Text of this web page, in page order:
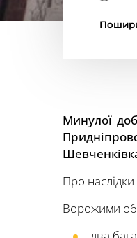
Минулої
Про наслідки
Ворожими